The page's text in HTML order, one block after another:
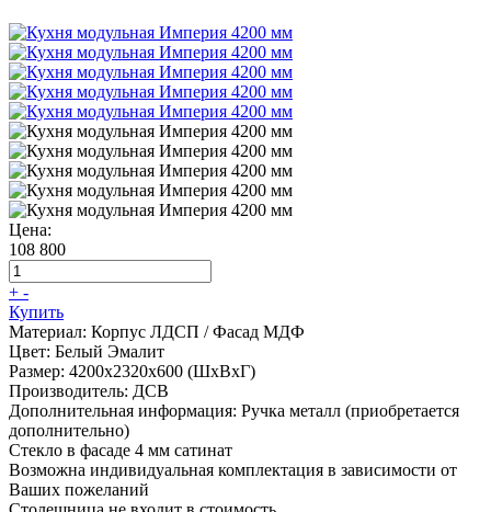
Цена:
108 800
+ -
Купить
Материал: Корпус ЛДСП / Фасад МДФ
Цвет: Белый Эмалит
Размер: 4200х2320х600 (ШхВхГ)
Производитель: ДСВ
Дополнительная информация: Ручка металл (приобретается
дополнительно)
Стекло в фасаде 4 мм сатинат
Возможна индивидуальная комплектация в зависимости от
Ваших пожеланий